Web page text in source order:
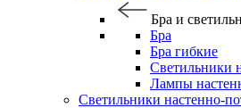
Бра и
Бра
Бра гибкие
Светильники
Лампы
Светильники настенно-